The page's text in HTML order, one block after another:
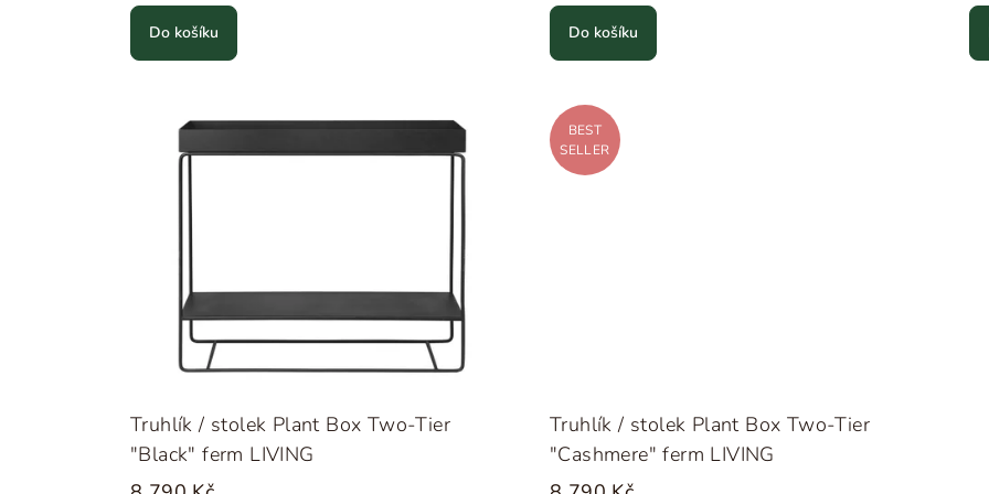
Do košíku Do košíku
Truhlík / stolek Plant Box Two-Tier
"Black" ferm LIVING
BEST
SELLER
Truhlík / stolek Plant Box Two-Tier
"Cashmere" ferm LIVING